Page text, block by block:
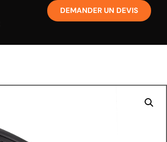
DEMANDER UN DEVIS